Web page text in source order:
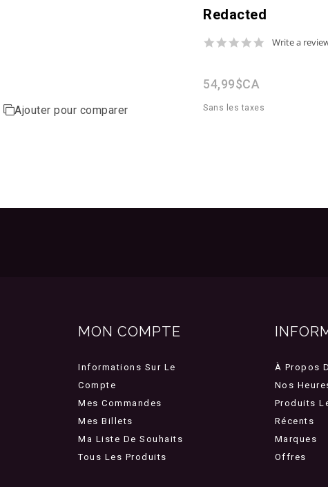
Redacted
0.0
Write a
54,99$CA
Sans les taxes
Ajouter pour comparer
MON COMPTE
Informations Sur Le
Compte
Mes Commandes
Mes Billets
Ma Liste De Souhaits
Tous Les Produits
À Propos
Nos
Produits
Récents
Marques
Offres